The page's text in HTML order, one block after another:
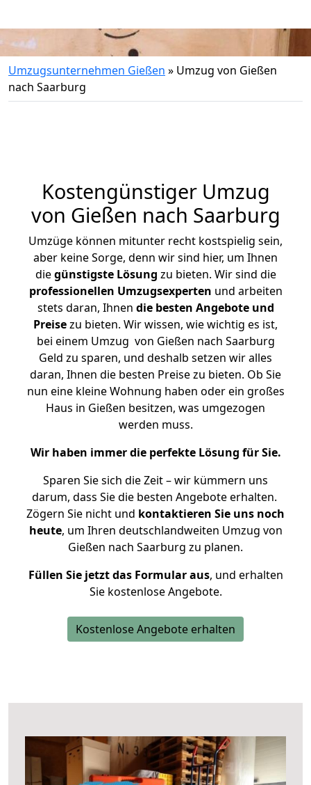
Umzugsunternehmen Gießen » Umzug von Gießen
nach Saarburg
Kostengünstiger Umzug
von Gießen nach Saarburg
Umzüge können mitunter recht kostspielig sein,
aber keine Sorge, denn wir sind hier, um Ihnen
diegünstigste Lösung zu bieten. Wir sind die
professionellen Umzugsexperten und arbeiten
stets daran, Ihnen die besten Angebote und
Preisezu bieten. Wir wissen, wie wichtig es ist,
bei einem Umzug von Gießen nach Saarburg
Geld zu sparen, und deshalb setzen wir alles
daran, Ihnen die besten Preise zu bieten. Ob Sie
nun eine kleine Wohnung haben oder ein großes
Haus in Gießen besitzen, was umgezogen
werden muss.
Wir haben immer die perfekte Lösung für Sie.
Sparen Sie sich die Zeit – wir kümmern uns
darum, dass Sie die besten Angebote erhalten.
Zögern Sie nicht und kontaktieren Sie uns noch
heute, um Ihren deutschlandweiten Umzug von
Gießen nach Saarburg zu planen.
Füllen Sie jetzt das Formular aus, und erhalten
Sie kostenlose Angebote.
Kostenlose Angebote erhalten